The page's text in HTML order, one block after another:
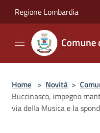
Regione Lombardia
Comune
Home > Novità >
Buccinasco, impegno
via della Musica e la